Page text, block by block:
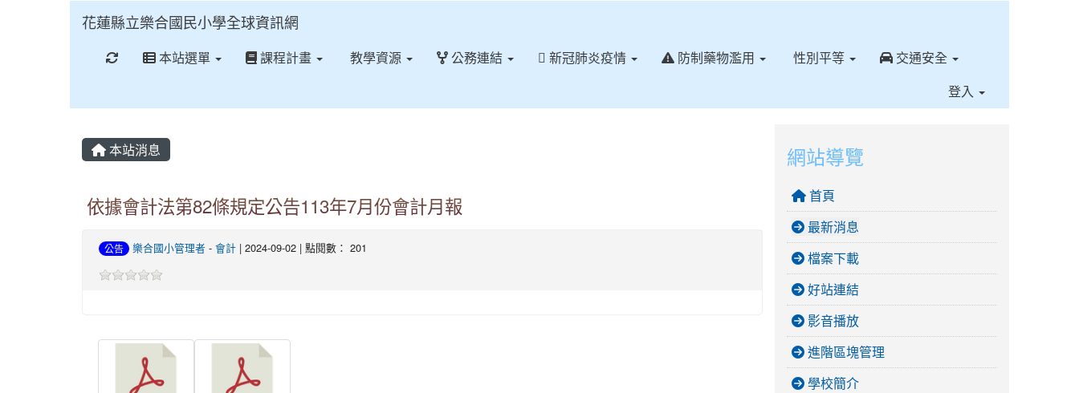
花蓮縣立樂合國民小學全球資訊網
重新取得佈景設定
本站選單 課程計畫 教學資源 公務連結 新冠肺炎疫情 防制藥物濫用 性別平等
交通安全
登入
本站消息
依據會計法第82條規定公告113年7月份會計月報
公告 樂合國小管理者 - 會計 | 2024-09-02 | 點閱數： 201
網站導覽
首頁
最新消息
檔案下載
好站連結
影音播放
進階區塊管理
學校簡介